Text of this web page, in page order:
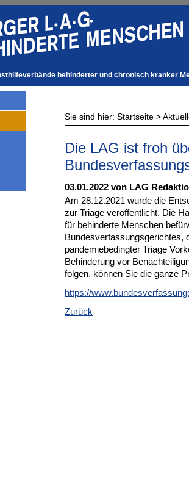
behinderter und chronisch kranker
Sie sind hier:Startseite >
Die LAG ist froh
03.01.2022 von LAG
Am 28.12.2021 wurde die
zur Triage veröffentlicht. Die
für behinderte Menschen
Bundesverfassungsgerichtes,
pandemiebedingter Triage
Behinderung vor
folgen, können Sie die ganze
https://
Zurück